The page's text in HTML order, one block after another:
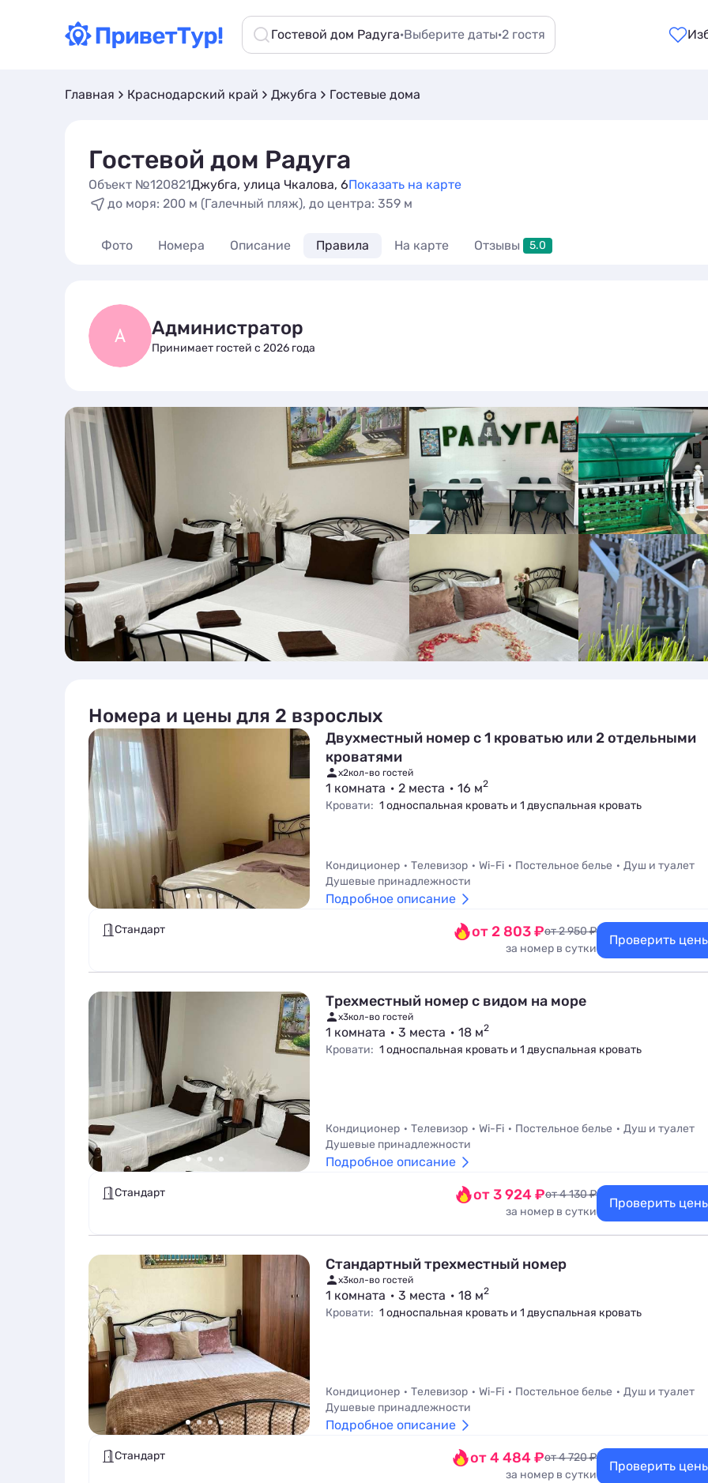
Гостевой дом Радуга·Выберите даты·2 гостя
Главная Краснодарский край Джубга Гостевые дома
Гостевой дом Радуга
Объект №120821Джубга, улица Чкалова, 6Показать на карте
до моря: 200 м (Галечный пляж), до центра: 359 м
Фото Номера Описание Правила На карте Отзывы 5.0
А Администратор
Принимает гостей с 2026 года
Номера и цены для 2 взрослых
Двухместный номер с 1 кроватью или 2 отдельными
кроватями
x2кол-во гостей
1 комната 2 места 16 м2
Кровати: 1 односпальная кровать и 1 двуспальная кровать
Кондиционер Телевизор Wi-Fi Постельное белье
Душ и туалет
Душевые принадлежности
Подробное описание
Стандарт от 2 803 ₽от 2 950 ₽
за номер в сутки
Проверить
Трехместный номер с видом на море
x3кол-во гостей
1 комната 3 места 18 м2
Кровати: 1 односпальная кровать и 1 двуспальная кровать
Кондиционер Телевизор Wi-Fi Постельное белье
Душ и туалет
Душевые принадлежности
Подробное описание
Стандарт от 3 924 ₽от 4 130 ₽
за номер в сутки
Проверить
Стандартный трехместный номер
x3кол-во гостей
1 комната 3 места 18 м2
Кровати: 1 односпальная кровать и 1 двуспальная кровать
Кондиционер Телевизор Wi-Fi Постельное белье
Душ и туалет
Душевые принадлежности
Подробное описание
Стандарт от 4 484 ₽от 4 720 ₽
за номер в сутки
Проверить